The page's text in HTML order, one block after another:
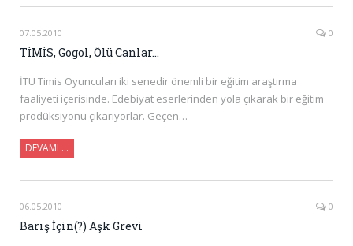
07.05.2010 0
TİMİS, Gogol, Ölü Canlar…
İTÜ Timis Oyuncuları iki senedir önemli bir eğitim araştırma
faaliyeti içerisinde. Edebiyat eserlerinden yola çıkarak bir eğitim
prodüksiyonu çıkarıyorlar. Geçen…
DEVAMI …
06.05.2010 0
Barış İçin(?) Aşk Grevi